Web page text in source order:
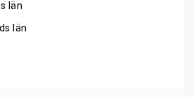
län
län